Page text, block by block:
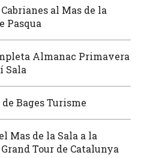
al Mas de la
Pasqua
Almanac Primavera
Sala
Bages Turisme
Mas de la Sala a la
Tour de Catalunya